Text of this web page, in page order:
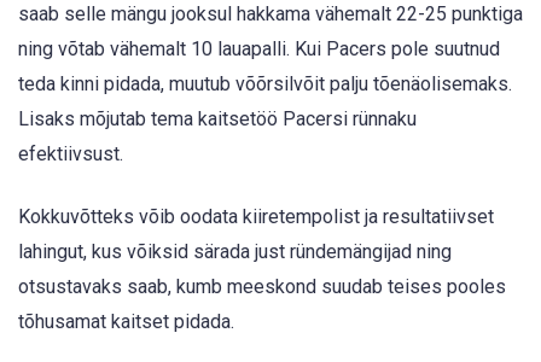
saab selle mängu jooksul hakkama vähemalt 22-25 punktiga
ning võtab vähemalt 10 lauapalli. Kui Pacers pole suutnud
teda kinni pidada, muutub võõrsilvõit palju tõenäolisemaks.
Lisaks mõjutab tema kaitsetöö Pacersi rünnaku
efektiivsust.
Kokkuvõtteks võib oodata kiiretempolist ja resultatiivset
lahingut, kus võiksid särada just ründemängijad ning
otsustavaks saab, kumb meeskond suudab teises pooles
tõhusamat kaitset pidada.